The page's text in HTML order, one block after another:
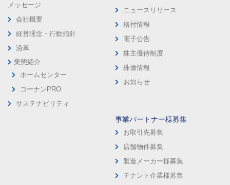
メッセージ
会社概要
経営理念・行動指針
沿革
業態紹介
ホームセンター
コーナンPRO
サステナビリティ
ニュースリリース
格付情報
電子公告
株主優待制度
株価情報
お知らせ
事業パートナー様募集
お取引先募集
店舗物件募集
製造メーカー様募集
テナント企業様募集